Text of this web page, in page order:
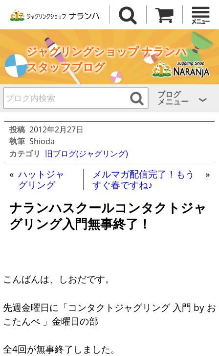
ジャグリングショップ ナランハ
スタッフブログ
ブログ
メニュー
投稿 2012年2月27日
執筆 Shioda
カテゴリ 旧ブログ(ジャグリング)
« ハットジャ
グリング
メルマガ配信完了！もう
すぐ春ですね♪
»
ナランハスクールコンタクトジャ
グリング入門無事終了！
こんばんは、しおだです。
先週金曜日に「コンタクトジャグリング 入門 by お
こたんぺ 」金曜日の部
全4回が無事終了しました。